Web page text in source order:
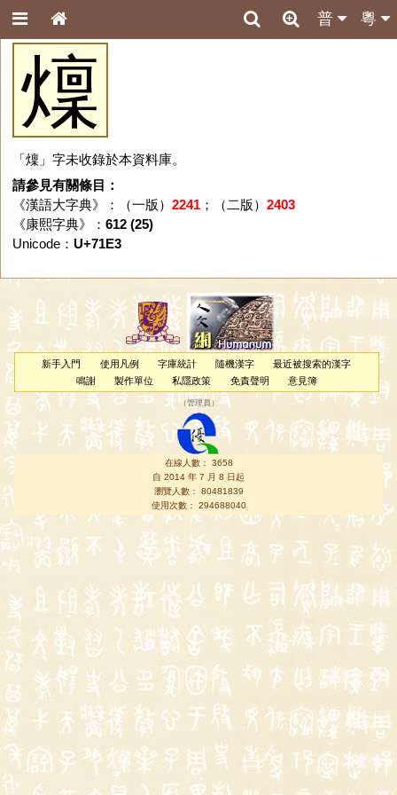
粵
普
燣
「燣」字未收錄於本資料庫。
請參見有關條目：
《漢語大字典》：（一版） 2241；（二版） 2403
《康熙字典》： 612 (25)
Unicode： U+71E3
新手入門 使用凡例 字庫統計 隨機漢字
最近被搜索的漢字
鳴謝
製作單位 私隱政策 免責聲明 意見簿
（管理員 ）
在線人數： 3658
自 2014 年 7 月 8 日起
瀏覽人數： 80481839
使用次數： 294688040